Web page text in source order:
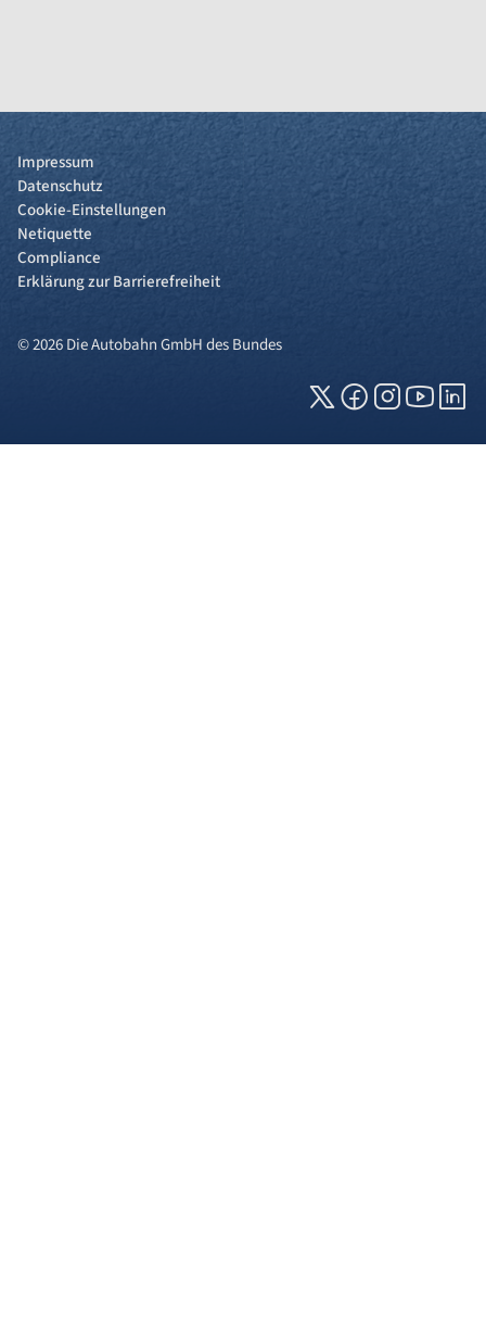
Impressum
Datenschutz
Cookie-Einstellungen
Netiquette
Compliance
Erklärung zur Barrierefreiheit
© 2026 Die Autobahn GmbH des Bundes